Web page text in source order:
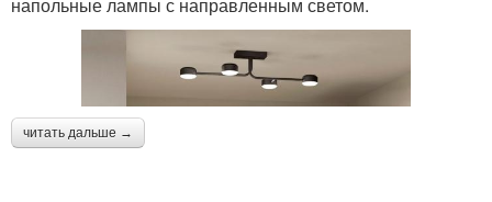
читать дальше →